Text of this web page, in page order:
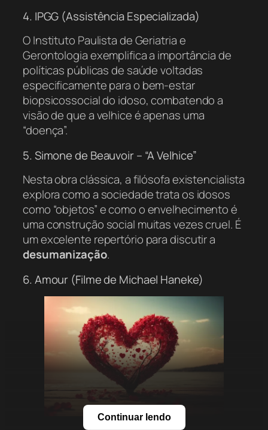
4. IPGG (Assistência Especializada)
O Instituto Paulista de Geriatria e
Gerontologia exemplifica a importância de
políticas públicas de saúde voltadas
especificamente para o bem-estar
biopsicossocial do idoso, combatendo a
visão de que a velhice é apenas uma
“doença”.
5. Simone de Beauvoir – “A Velhice”
Nesta obra clássica, a filósofa existencialista
explora como a sociedade trata os idosos
como “objetos” e como o envelhecimento é
uma construção social muitas vezes cruel. É
um excelente repertório para discutir a
desumanização.
6. Amour (Filme de Michael Haneke)
Continuar lendo